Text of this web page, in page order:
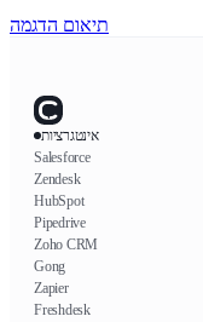
תיאום הדגמה
אינטגרציות
Salesforce
Zendesk
HubSpot
Pipedrive
Zoho CRM
Gong
Zapier
Freshdesk